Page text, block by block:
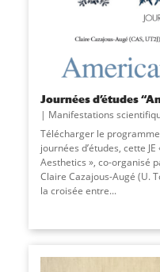
Journées d’études
Manifestations
Télécharger le
journées d’études, cette
Aesthetics », co-organisé
Claire Cazajous-Augé (U.
la croisée entre...